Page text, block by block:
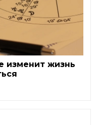
изменит жизнь